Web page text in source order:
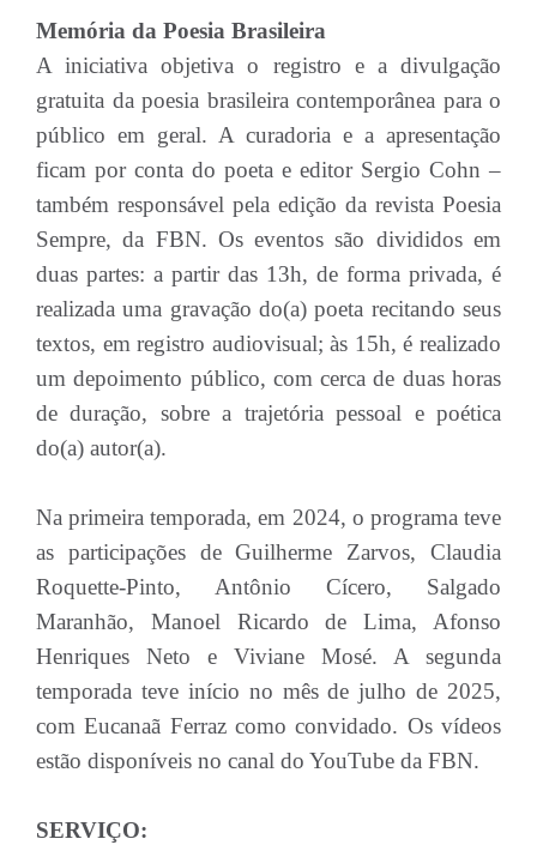
Memória da Poesia Brasileira
A iniciativa objetiva o registro e a divulgação
gratuita da poesia brasileira contemporânea para o
público em geral. A curadoria e a apresentação
ficam por conta do poeta e editor Sergio Cohn –
também responsável pela edição da revista Poesia
Sempre, da FBN. Os eventos são divididos em
duas partes: a partir das 13h, de forma privada, é
realizada uma gravação do(a) poeta recitando seus
textos, em registro audiovisual; às 15h, é realizado
um depoimento público, com cerca de duas horas
de duração, sobre a trajetória pessoal e poética
do(a) autor(a).
Na primeira temporada, em 2024, o programa teve
as participações de Guilherme Zarvos, Claudia
Roquette-Pinto, Antônio Cícero, Salgado
Maranhão, Manoel Ricardo de Lima, Afonso
Henriques Neto e Viviane Mosé. A segunda
temporada teve início no mês de julho de 2025,
com Eucanaã Ferraz como convidado. Os vídeos
estão disponíveis no canal do YouTube da FBN.
SERVIÇO: